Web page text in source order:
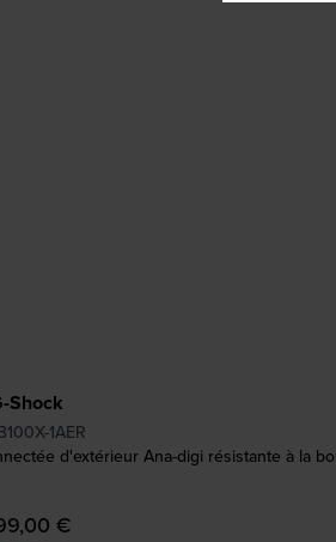
Shock
1AER
d'extérieur Ana-digi résistante à la
€